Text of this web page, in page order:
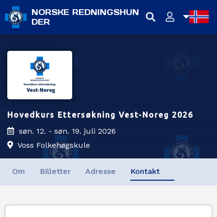
NORSKE REDNINGSHUN
DER
Hovedkurs Ettersøkning Vest-Noreg 2026
søn. 12. - søn. 19. juli 2026
Voss Folkehøgskule
Om Billetter Adresse Kontakt